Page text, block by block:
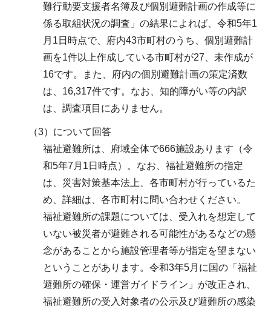
難行動要支援者名簿及び個別避難計画の作成等に
係る取組状況の調査」の結果によれば、令和5年1
月1日時点で、府内43市町村のうち、個別避難計
画を1件以上作成している市町村が27、未作成が
16です。また、府内の個別避難計画の策定済数
は、16,317件です。なお、知的障がい等の内訳
は、調査項目にありません。
（3）について回答
福祉避難所は、府域全体で666施設あります（令
和5年7月1日時点）。なお、福祉避難所の指定
は、災害対策基本法上、各市町村が行っているた
め、詳細は、各市町村に問い合わせください。
福祉避難所の課題については、受入れを想定して
いない被災者が避難される可能性があるなどの懸
念があることから施設管理者等が指定を望まない
ということがあります。令和3年5月に国の「福祉
避難所の確保・運営ガイドライン」が改正され、
福祉避難所の受入対象者の公示及び避難所の感染